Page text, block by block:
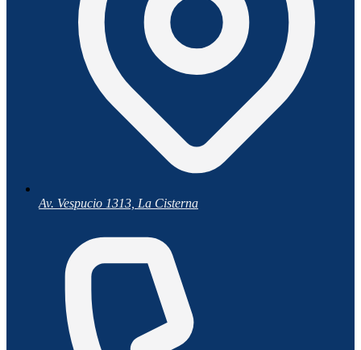
Av. Vespucio 1313, La Cisterna